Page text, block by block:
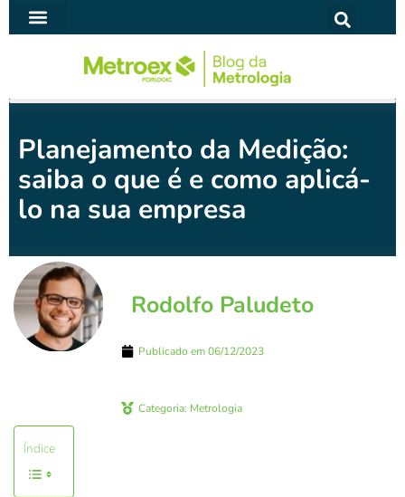
para
Planejamento da Medição:
saiba o que é e como aplicá-
lo na sua empresa
Rodolfo Paludeto
Publicado em06/12/2023
Categoria: Metrologia
Índice